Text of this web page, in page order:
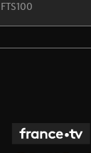
FTS100